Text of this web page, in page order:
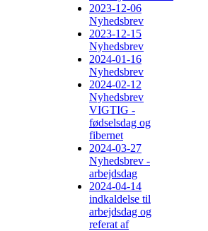
2023-12-06
Nyhedsbrev
2023-12-15
Nyhedsbrev
2024-01-16
Nyhedsbrev
2024-02-12
Nyhedsbrev
VIGTIG -
fødselsdag og
fibernet
2024-03-27
Nyhedsbrev -
arbejdsdag
2024-04-14
indkaldelse til
arbejdsdag og
referat af